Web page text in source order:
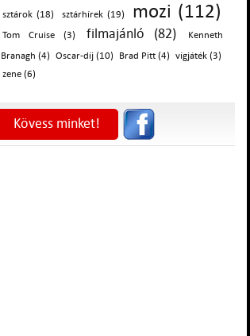
sztárok (18) sztárhírek (19) mozi (112)
Tom Cruise (3) filmajánló (82)
Kenneth
Branagh (4)
Oscar-díj (10) Brad Pitt (4)
vígjáték (3)
zene (6)
Kövess minket!